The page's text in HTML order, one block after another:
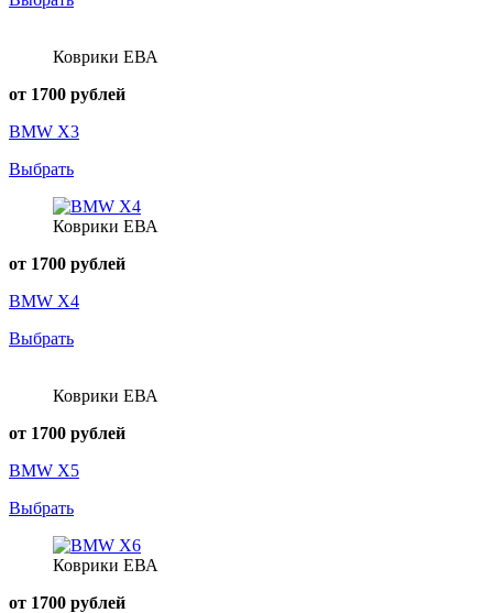
Коврики ЕВА
от 1700 рублей
BMW X3
Выбрать
Коврики ЕВА
от 1700 рублей
BMW X4
Выбрать
Коврики ЕВА
от 1700 рублей
BMW X5
Выбрать
Коврики ЕВА
от 1700 рублей